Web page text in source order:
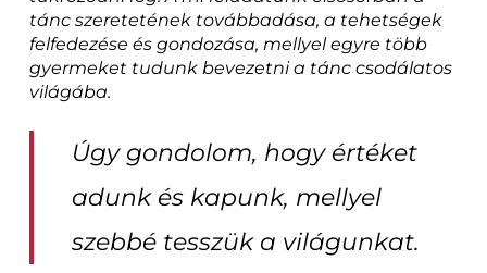
tánc szeretetének továbbadása, a tehetségek
felfedezése és gondozása, mellyel egyre több
gyermeket tudunk bevezetni a tánc csodálatos
világába.
Úgy gondolom, hogy értéket
adunk és kapunk, mellyel
szebbé tesszük a világunkat.